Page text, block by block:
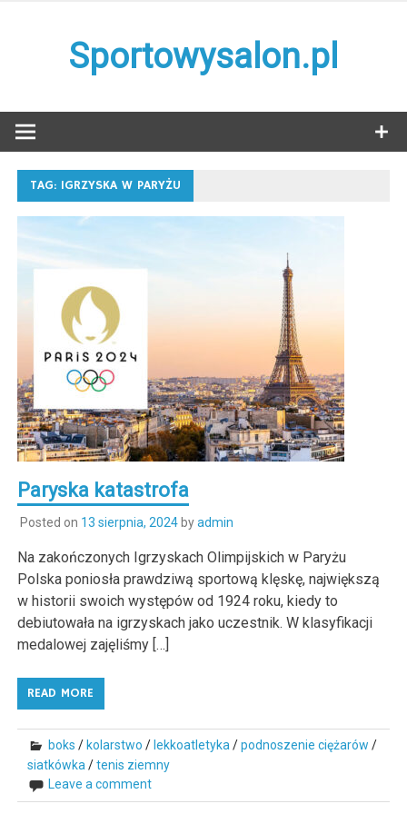
Sportowysalon.pl
TAG: IGRZYSKA W PARYŻU
Paryska katastrofa
Posted on 13 sierpnia, 2024byadmin
Na zakończonych Igrzyskach Olimpijskich w Paryżu
Polska poniosła prawdziwą sportową klęskę, największą
w historii swoich występów od 1924 roku, kiedy to
debiutowała na igrzyskach jako uczestnik. W klasyfikacji
medalowej zajęliśmy […]
READ MORE
boks / kolarstwo / lekkoatletyka/podnoszenie ciężarów /
siatkówka/tenis ziemny
Leave a comment